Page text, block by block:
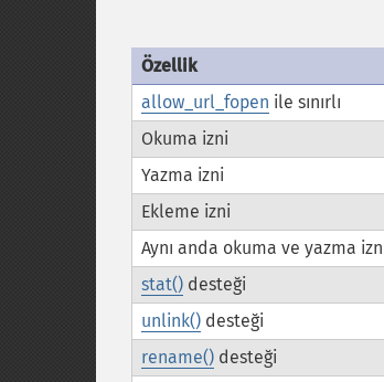
Özellik
allow_url_fopen ile sınırlı
Okuma izni
Yazma izni
Ekleme izni
Aynı anda okuma ve yazma
stat() desteği
unlink() desteği
rename() desteği